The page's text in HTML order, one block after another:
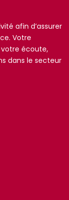
afin d’assurer
Votre
écoute,
dans le secteur